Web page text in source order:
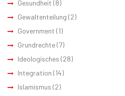
Gesundheit (8)
Gewaltenteilung (2)
Government (1)
Grundrechte(7)
Ideologisches (28)
Integration (14)
Islamismus (2)